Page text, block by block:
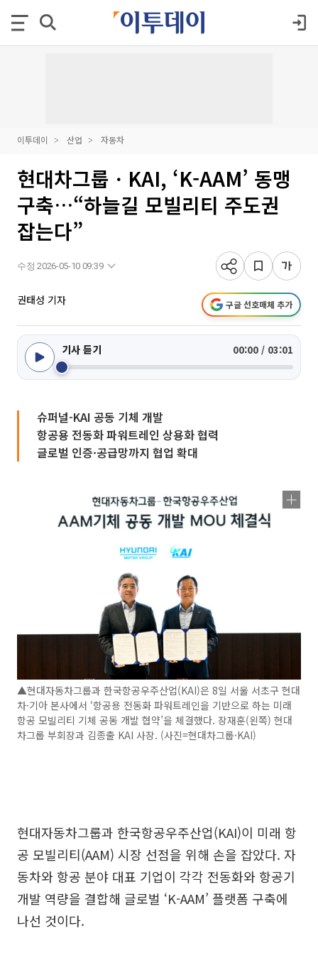
이투데이 산업 자동차
현대차그룹ㆍKAI, ‘K-AAM’ 동맹
구축…“하늘길 모빌리티 주도권
잡는다”
수정 2026-05-10 09:39
권태성 기자 구글 선호매체 추가
기사 듣기 00:00 / 03:01
슈퍼널-KAI 공동 기체 개발
항공용 전동화 파워트레인 상용화 협력
글로벌 인증·공급망까지 협업 확대
▲현대자동차그룹과 한국항공우주산업(KAI)은 8일 서울 서초구 현대
차·기아 본사에서 ‘항공용 전동화 파워트레인을 기반으로 하는 미래
항공 모빌리티 기체 공동 개발 협약’을 체결했다. 장재훈(왼쪽) 현대
차그룹 부회장과 김종출 KAI 사장. (사진=현대차그룹·KAI)
현대자동차그룹과 한국항공우주산업(KAI)이 미래 항
공 모빌리티(AAM) 시장 선점을 위해 손을 잡았다. 자
동차와 항공 분야 대표 기업이 각각 전동화와 항공기
개발 역량을 결합해 글로벌 ‘K-AAM’ 플랫폼 구축에
나선 것이다.